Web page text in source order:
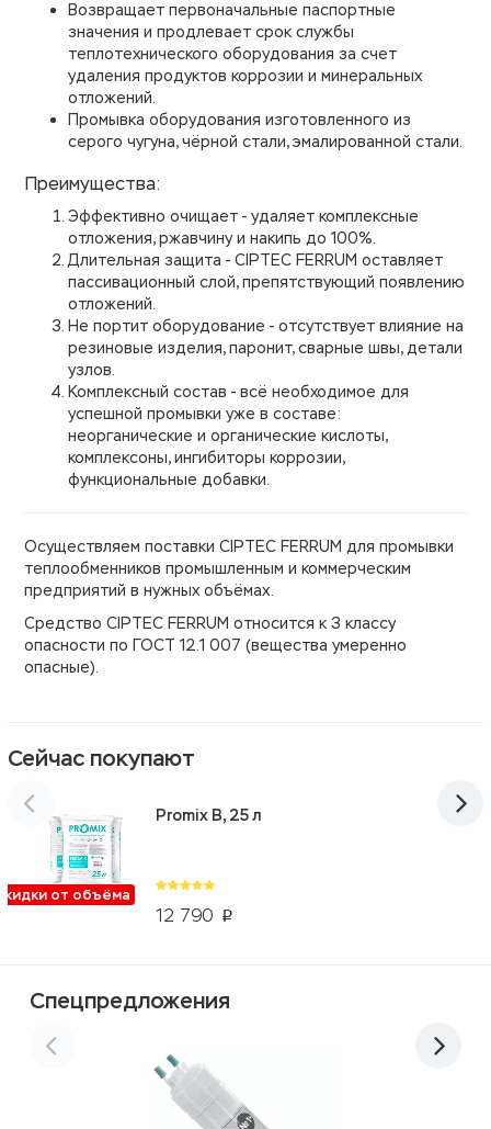
Возвращает первоначальные паспортные
значения и продлевает срок службы
теплотехнического оборудования за счет
удаления продуктов коррозии и минеральных
отложений.
Промывка оборудования изготовленного из
серого чугуна, чёрной стали, эмалированной стали.
Преимущества:
Эффективно очищает - удаляет комплексные
отложения, ржавчину и накипь до 100%.
Длительная защита - CIPTEC FERRUM оставляет
пассивационный слой, препятствующий появлению
отложений.
Не портит оборудование - отсутствует влияние на
резиновые изделия, паронит, сварные швы, детали
узлов.
Комплексный состав - всё необходимое для
успешной промывки уже в составе:
неорганические и органические кислоты,
комплексоны, ингибиторы коррозии,
функциональные добавки.
Осуществляем поставки CIPTEC FERRUM для промывки
теплообменников промышленным и коммерческим
предприятий в нужных объёмах.
Средство CIPTEC FERRUM относится к 3 классу
опасности по ГОСТ 12.1 007 (вещества умеренно
опасные).
Сейчас покупают
от объёма
12 790 p
Promix B, 25 л
Спецпредложения